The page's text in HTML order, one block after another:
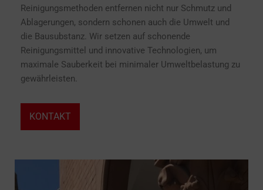
Reinigungsmethoden entfernen nicht nur Schmutz und
Ablagerungen, sondern schonen auch die Umwelt und
die Bausubstanz. Wir setzen auf schonende
Reinigungsmittel und innovative Technologien, um
maximale Sauberkeit bei minimaler Umweltbelastung zu
gewährleisten.
KONTAKT